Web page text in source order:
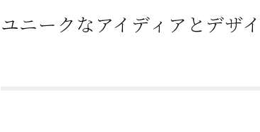
ユニークなアイディアとデザ